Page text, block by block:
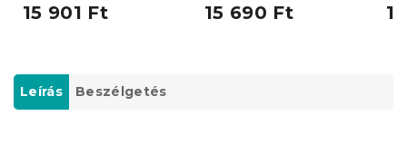
15 901 Ft 15 690 Ft
Leírás Beszélgetés